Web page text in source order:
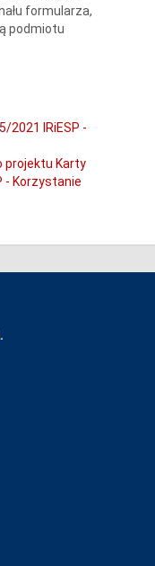
formularza,
podmiotu
2021 IRiESP -
projektu Karty
- Korzystanie